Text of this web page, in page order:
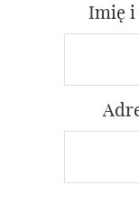
Imię i